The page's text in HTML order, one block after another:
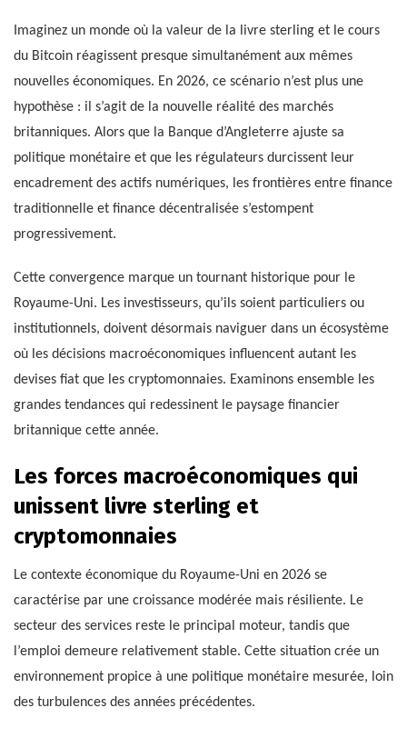
Imaginez un monde où la valeur de la livre sterling et le cours
du Bitcoin réagissent presque simultanément aux mêmes
nouvelles économiques. En 2026, ce scénario n’est plus une
hypothèse : il s’agit de la nouvelle réalité des marchés
britanniques. Alors que la Banque d’Angleterre ajuste sa
politique monétaire et que les régulateurs durcissent leur
encadrement des actifs numériques, les frontières entre finance
traditionnelle et finance décentralisée s’estompent
progressivement.
Cette convergence marque un tournant historique pour le
Royaume-Uni. Les investisseurs, qu’ils soient particuliers ou
institutionnels, doivent désormais naviguer dans un écosystème
où les décisions macroéconomiques influencent autant les
devises fiat que les cryptomonnaies. Examinons ensemble les
grandes tendances qui redessinent le paysage financier
britannique cette année.
Les forces macroéconomiques qui
unissent livre sterling et
cryptomonnaies
Le contexte économique du Royaume-Uni en 2026 se
caractérise par une croissance modérée mais résiliente. Le
secteur des services reste le principal moteur, tandis que
l’emploi demeure relativement stable. Cette situation crée un
environnement propice à une politique monétaire mesurée, loin
des turbulences des années précédentes.